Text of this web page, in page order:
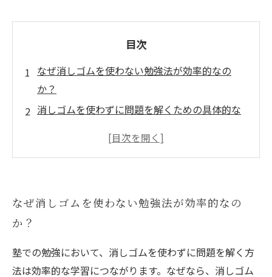
目次
なぜ消しゴムを使わない勉強法が効率的なの
か？
消しゴムを使わずに問題を解くための具体的な
消しゴムを使わない勉強法を塾や自宅で実践す
績アップの秘訣
ムを使わない理由
授業も自宅もこれで完璧！消しゴムを使わない
なぜ消しゴムを使わない勉強法が効率的なの
か？
塾での勉強において、消しゴムを使わずに問題を解く方
法は効率的な学習につながります。なぜなら、消しゴム